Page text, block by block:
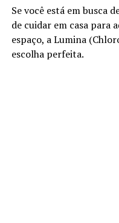
Se você está em busca
de cuidar em casa para
espaço, a Lumina
escolha perfeita.